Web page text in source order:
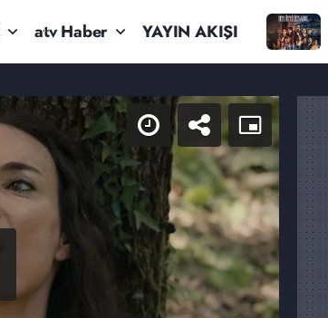
atv Haber YAYIN AKIŞI